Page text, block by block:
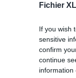
Fichier
If you wish
sensitive
confirm
continue
information